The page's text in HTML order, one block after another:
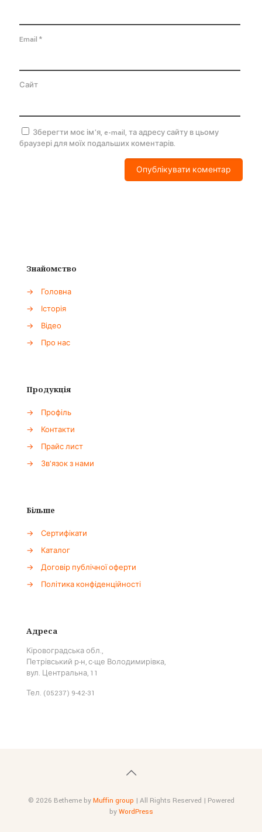
Email *
Сайт
Зберегти моє ім'я, e-mail, та адресу сайту в цьому
браузері для моїх подальших коментарів.
Знайомство
→
Головна
→
Історія
→
Відео
→
Про нас
Продукція
→
Профіль
→
Контакти
→
Прайс лист
→
Зв'язок з нами
Більше
→
Сертифікати
→
Каталог
→
Договір публічної оферти
→
Політика конфіденційності
Адреса
Кіровоградська обл.,
Петрівський р-н, с-ще Володимирівка,
вул. Центральна, 11
Тел. (05237) 9-42-31
© 2026 Betheme byMuffin group | All Rights Reserved | Powered
byWordPress